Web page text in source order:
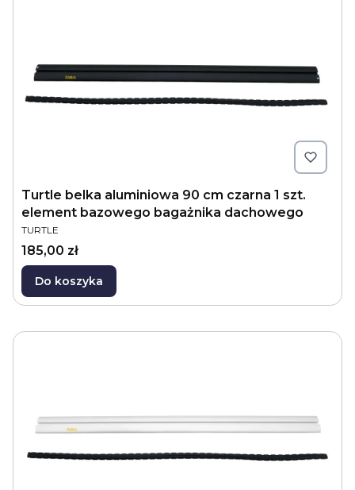
Turtle belka aluminiowa 90 cm czarna 1 szt.
element bazowego bagażnika dachowego
PRODUCENT
TURTLE
Cena
185,00 zł
Do koszyka